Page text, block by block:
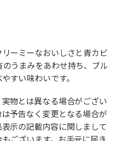
ーミーなおいしさと青カビ
うまみをあわせ持ち、ブル
すい味わいです。
物とは異なる場合がござい
予告なく変更となる場合が
示の記載内容に関しまして